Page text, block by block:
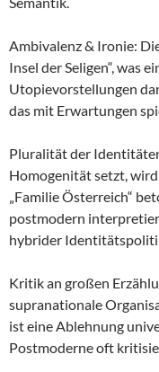
Ambivalenz & Ironie:
Insel der Seligen“, was
Utopievorstellungen
das mit Erwartungen
Pluralität der
Homogenität setzt,
„Familie Österreich“
postmodern
hybrider
Kritik an großen
supranationale
ist eine Ablehnung
Postmoderne oft